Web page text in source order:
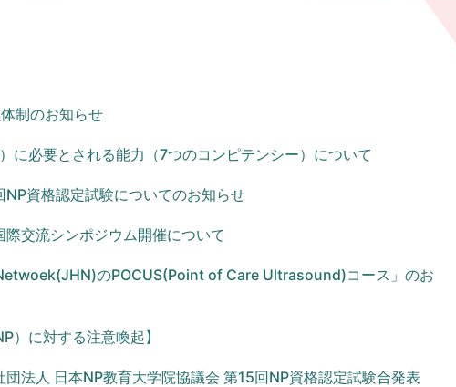
制のお知らせ
に必要とされる能力（7つのコンピテンシー）について
資格認定試験についてのお知らせ
交流シンポジウム開催について
のPOCUS(Point of Care Ultrasound)コース」のお
）に対する注意喚起】
法人 日本NP教育大学院協議会 第15回NP資格認定試験合発表